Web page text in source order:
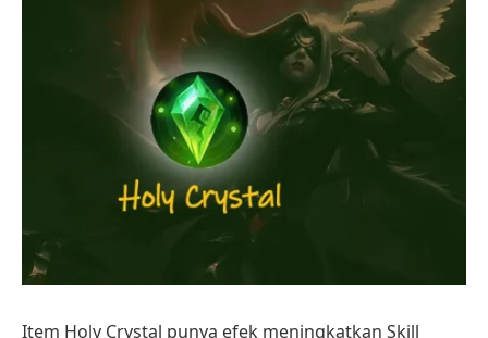
Item Holy Crystal punya efek meningkatkan Skill